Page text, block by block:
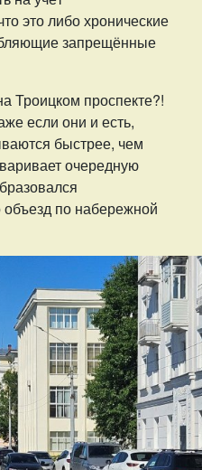
это либо хронические
запрещённые
Троицком проспекте?!
если они и есть,
быстрее, чем
очередную
объезд по набережной